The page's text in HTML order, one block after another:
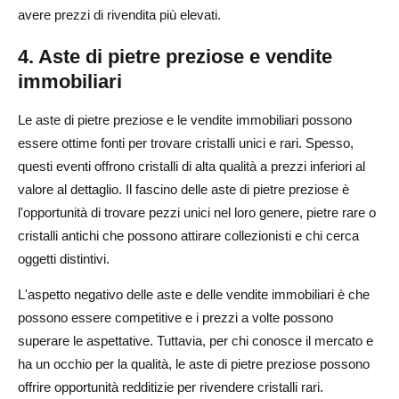
avere prezzi di rivendita più elevati.
4. Aste di pietre preziose e vendite
immobiliari
Le aste di pietre preziose e le vendite immobiliari possono
essere ottime fonti per trovare cristalli unici e rari. Spesso,
questi eventi offrono cristalli di alta qualità a prezzi inferiori al
valore al dettaglio. Il fascino delle aste di pietre preziose è
l'opportunità di trovare pezzi unici nel loro genere, pietre rare o
cristalli antichi che possono attirare collezionisti e chi cerca
oggetti distintivi.
L'aspetto negativo delle aste e delle vendite immobiliari è che
possono essere competitive e i prezzi a volte possono
superare le aspettative. Tuttavia, per chi conosce il mercato e
ha un occhio per la qualità, le aste di pietre preziose possono
offrire opportunità redditizie per rivendere cristalli rari.